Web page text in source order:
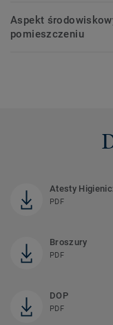
Aspekt
pomieszczeniu
Atesty
PDF
Broszury
PDF
DOP
PDF